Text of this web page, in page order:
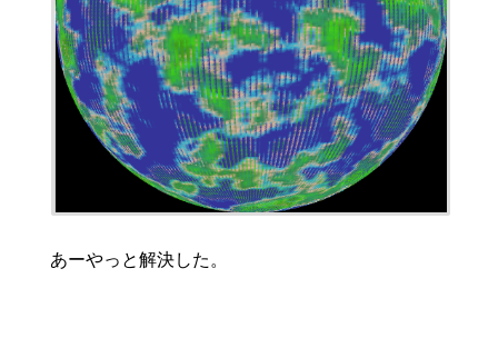
あーやっと解決した。